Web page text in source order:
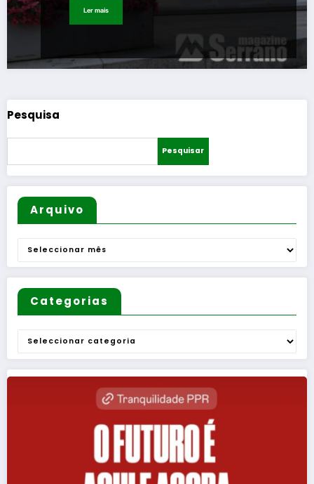
Ler mais
Pesquisa
Pesquisar
Arquivo
Arquivo
Categorias
Categorias